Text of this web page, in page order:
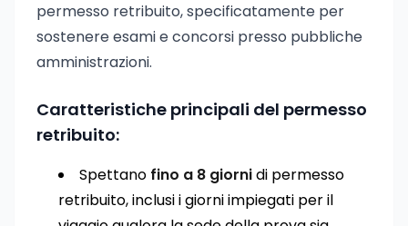
permesso retribuito, specificatamente per
sostenere esami e concorsi presso pubbliche
amministrazioni.
Caratteristiche principali del permesso
retribuito:
Spettano fino a 8 giornidi permesso
retribuito, inclusi i giorni impiegati per il